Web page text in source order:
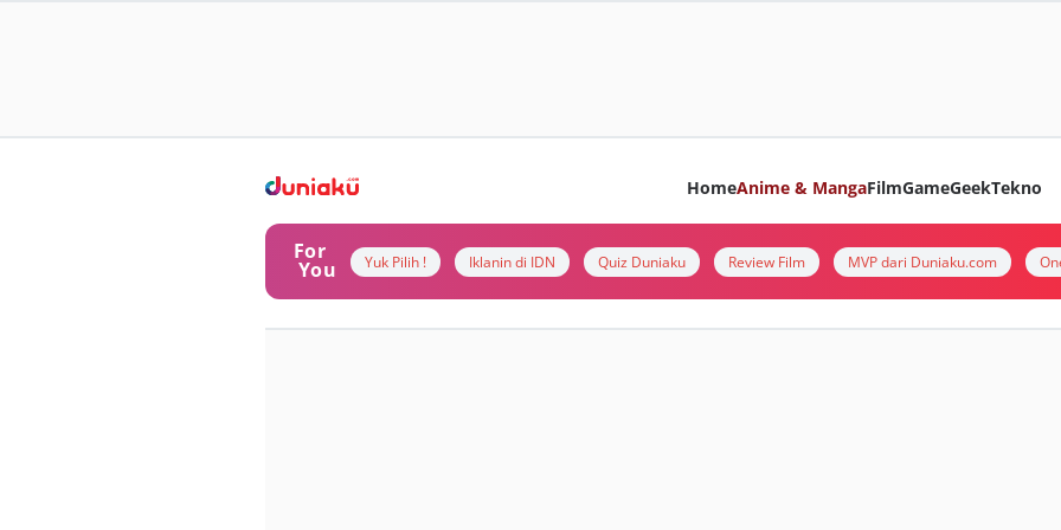
HomeAnime & MangaFilmGameGeekTekno
For
You Yuk Pilih ! Iklanin di IDN Quiz Duniaku Review Film MVP dari Duniaku.com